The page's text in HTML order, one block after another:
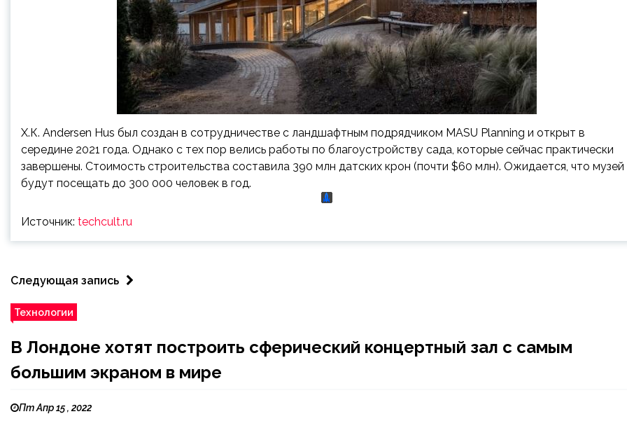
Х.К. Andersen Hus был создан в сотрудничестве с ландшафтным подрядчиком MASU Planning и открыт в
середине 2021 года. Однако с тех пор велись работы по благоустройству сада, которые сейчас практически
завершены. Стоимость строительства составила 390 млн датских крон (почти $60 млн). Ожидается, что музей
будут посещать до 300 000 человек в год.
Источник: techcult.ru
Следующая запись
Технологии
В Лондоне хотят построить сферический концертный зал с самым
большим экраном в мире
Пт Апр 15 , 2022